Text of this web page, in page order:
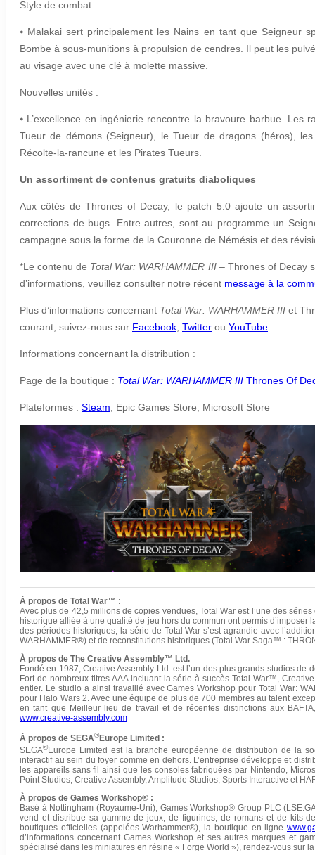
Style de combat :
⦁ Malakai sert principalement les Nains en tant que Seigneur
Bombe à sous-munitions à propulsion de cendres. Il peut les
au visage avec une clé à molette massive.
Nouvelles unités :
⦁ L’excellence en ingénierie rencontre la bravoure barbue.
Tueur de démons (Seigneur), le Tueur de dragons (héros),
Récolte-la-rancune et les Pirates Tueurs.
Un assortiment de contenus gratuits diaboliques
Aux côtés de Thrones of Decay, le patch 5.0 ajoute un
corrections de bugs. Entre autres, sont au programme un
campagne sous la forme de la Couronne de Némésis et des
*Le contenu de Total War: WARHAMMER III– Thrones of Decay
d’informations, veuillez consulter notre récent message à la
Plus d’informations concernant Total War: WARHAMMER III et
courant, suivez-nous sur Facebook Twitter ou YouTube
Informations concernant la distribution :
Page de la boutique : Total War: WARHAMMER III Thrones Of
Plateformes : Steam , Epic Games Store, Microsoft Store
À propos de Total War™ :
Avec plus de 42,5 millions de copies vendues, Total War est l’une des
historique alliée à une qualité de jeu hors du commun ont permis
des périodes historiques, la série de Total War s’est agrandie avec
WARHAMMER®) et de reconstitutions historiques (Total War Saga™ :
À propos de The Creative Assembly™ Ltd.
Fondé en 1987, Creative Assembly Ltd. est l’un des plus grands studios
Fort de nombreux titres AAA incluant la série à succès Total War™,
entier. Le studio a ainsi travaillé avec Games Workshop pour Total War:
pour Halo Wars 2. Avec une équipe de plus de 700 membres au talent
en tant que Meilleur lieu de travail et de récentes distinctions aux
www.creative-assembly.com
À propos de SEGA®Europe Limited :
SEGA®Europe Limited est la branche européenne de distribution de la
interactif au sein du foyer comme en dehors. L’entreprise développe et
les appareils sans fil ainsi que les consoles fabriquées par Nintendo,
Point Studios, Creative Assembly, Amplitude Studios, Sports Interactive et
À propos de Games Workshop® :
Basé à Nottingham (Royaume-Uni), Games Workshop® Group PLC
vend et distribue sa gamme de jeux, de figurines, de romans et de kits
boutiques officielles (appelées Warhammer®), la boutique en ligne
d’informations concernant Games Workshop et ses autres marques et
spécialisé dans les miniatures en résine « Forge World »), rendez-vous sur